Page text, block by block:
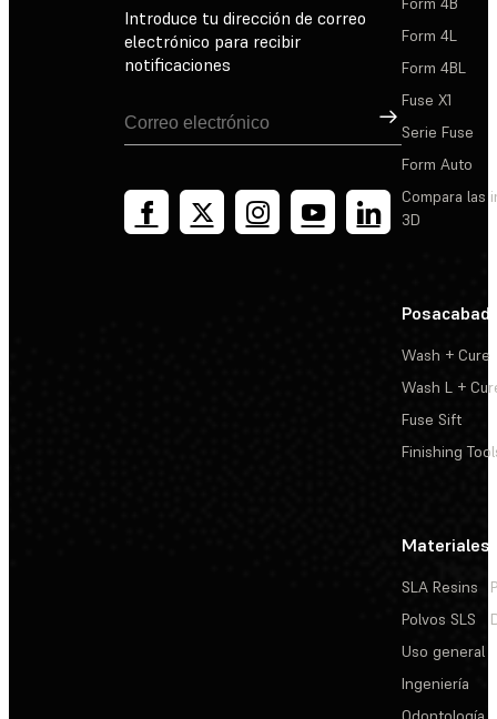
Introduce tu dirección de correo
electrónico para recibir
notificaciones
Suscribirse
Form 4L
Form 4BL
Fuse X1
Serie Fuse
Form Auto
Compara las
3D
Wash + Cure
Wash L +
Fuse Sift
Finishing
Materiales
SLA Resins
Polvos SLS
Uso general
Ingeniería